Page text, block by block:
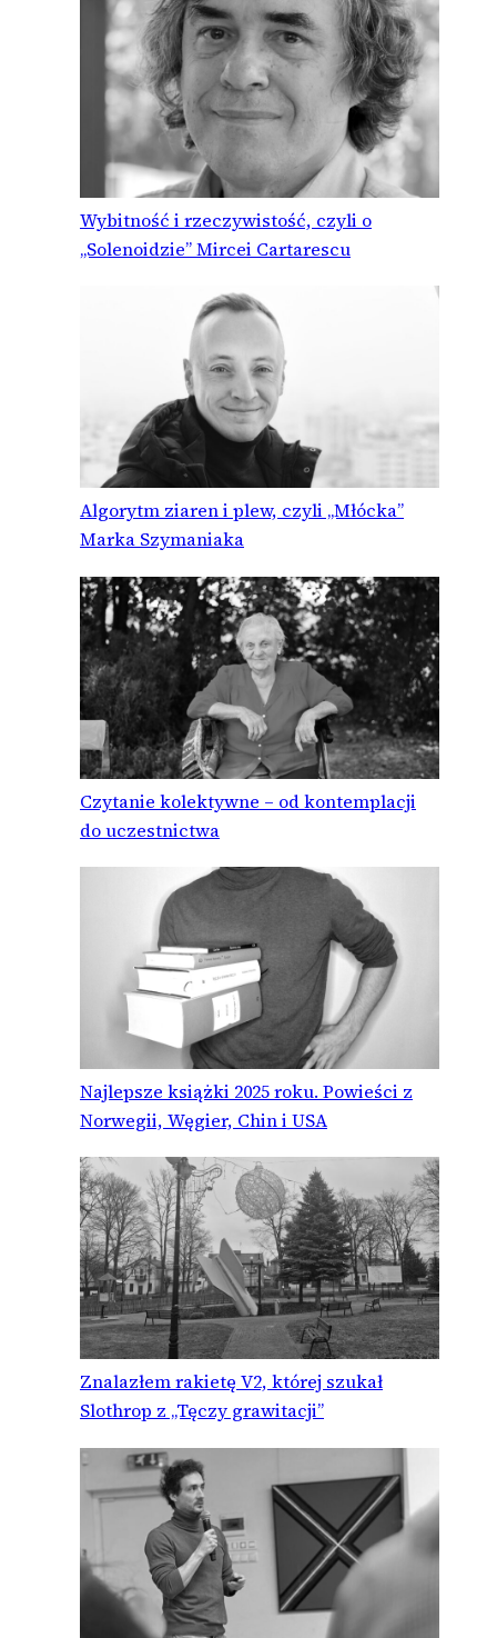
Wybitność i rzeczywistość, czyli o
„Solenoidzie” Mircei Cartarescu
Algorytm ziaren i plew, czyli „Młócka”
Marka Szymaniaka
Czytanie kolektywne – od kontemplacji
do uczestnictwa
Najlepsze książki 2025 roku. Powieści z
Norwegii, Węgier, Chin i USA
Znalazłem rakietę V2, której szukał
Slothrop z „Tęczy grawitacji”